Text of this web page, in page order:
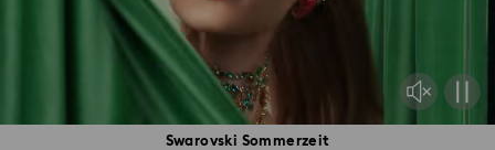
Swarovski Sommerzeit